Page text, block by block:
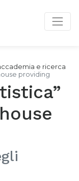
e ricerca
providing